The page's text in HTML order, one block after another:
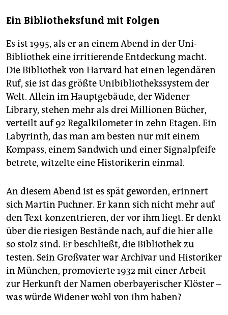
Ein Bibliotheksfund mit Folgen
Es ist 1995, als er an einem Abend in der Uni-
Bibliothek eine irritierende Entdeckung macht.
Die Bibliothek von Harvard hat einen legendären
Ruf, sie ist das größte Unibibliothekssystem der
Welt. Allein im Hauptgebäude, der Widener
Library, stehen mehr als drei Millionen Bücher,
verteilt auf 92 Regalkilometer in zehn Etagen. Ein
Labyrinth, das man am besten nur mit einem
Kompass, einem Sandwich und einer Signalpfeife
betrete, witzelte eine Historikerin einmal.
An diesem Abend ist es spät geworden, erinnert
sich Martin Puchner. Er kann sich nicht mehr auf
den Text konzentrieren, der vor ihm liegt. Er denkt
über die riesigen Bestände nach, auf die hier alle
so stolz sind. Er beschließt, die Bibliothek zu
testen. Sein Großvater war Archivar und Historiker
in München, promovierte 1932 mit einer Arbeit
zur Herkunft der Namen oberbayerischer Klöster –
was würde Widener wohl von ihm haben?